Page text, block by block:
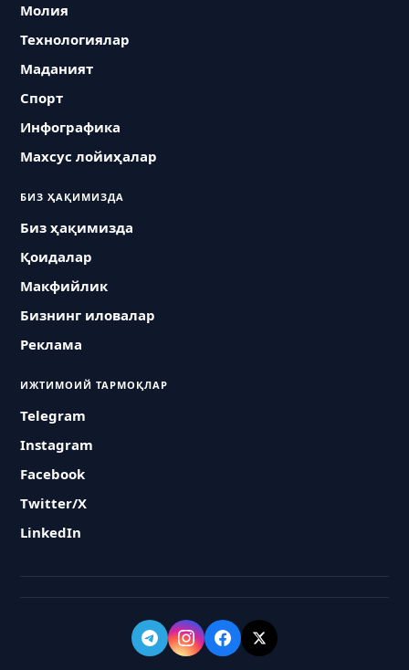
Молия
Технологиялар
Маданият
Спорт
Инфографика
Махсус лойиҳалар
БИЗ ҲАҚИМИЗДА
Биз ҳақимизда
Қоидалар
Макфийлик
Бизнинг иловалар
Реклама
ИЖТИМОИЙ ТАРМОҚЛАР
Telegram
Instagram
Facebook
Twitter/X
LinkedIn